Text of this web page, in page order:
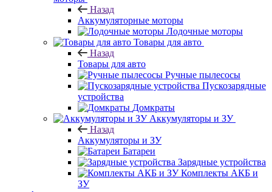
Назад
Аккумуляторные моторы
Лодочные моторы
Товары для авто
Назад
Товары для авто
Ручные пылесосы
Пускозарядные
устройства
Домкраты
Аккумуляторы и ЗУ
Назад
Аккумуляторы и ЗУ
Батареи
Зарядные устройства
Комплекты АКБ и
ЗУ